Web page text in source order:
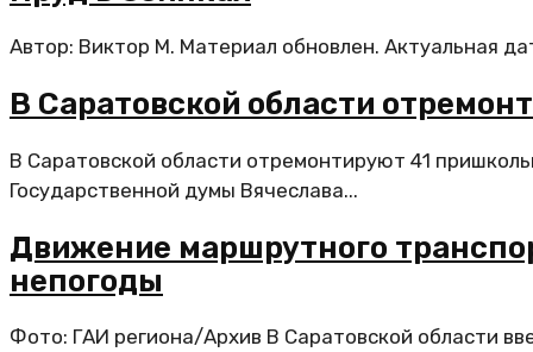
Автор: Виктор М. Материал обновлен. Актуальная
В Саратовской области
В Саратовской области отремонтируют 41
Государственной думы Вячеслава...
Движение маршрутного
непогоды
Фото: ГАИ региона/Архив В Саратовской области